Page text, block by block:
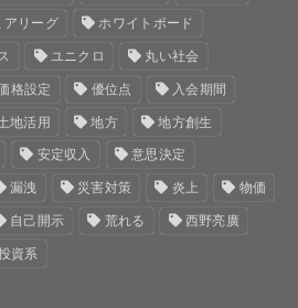
アリーグ ホワイトボード
ユニクロ 丸い社会
格設定 優位点 入会期間
地活用 地方 地方創生
安定収入 意思決定
漏洩 災害対策 炎上 物価
自己開示 荒れる 西野亮廣
資系